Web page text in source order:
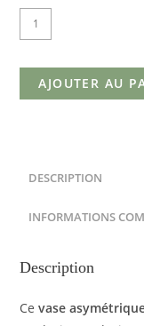
AJOUTER AU
DESCRIPTION
INFORMATIONS
Description
Cevase